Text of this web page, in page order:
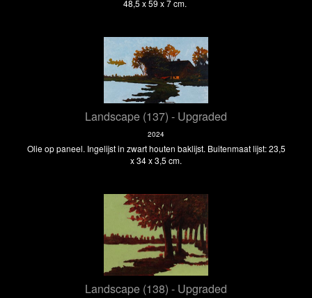
48,5 x 59 x 7 cm.
Landscape (137) - Upgraded
2024
Olie op paneel. Ingelijst in zwart houten baklijst. Buitenmaat lijst: 23,5
x 34 x 3,5 cm.
Landscape (138) - Upgraded